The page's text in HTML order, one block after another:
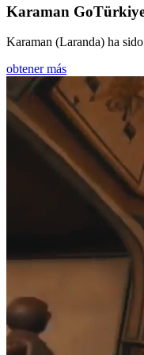
Karaman
Karaman (Laranda) ha
obtener más